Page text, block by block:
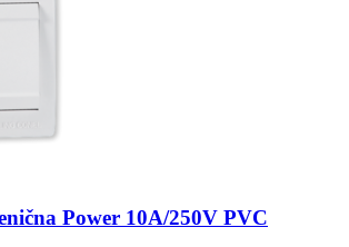
Power 10A/250V PVC